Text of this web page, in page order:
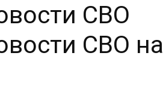
СВО
СВО на